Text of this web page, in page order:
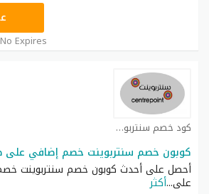
No Expires
كود خصم سنتربوينت كوبون
كوبون خصم سنتربوينت خصم إضافي على
على...أكثر